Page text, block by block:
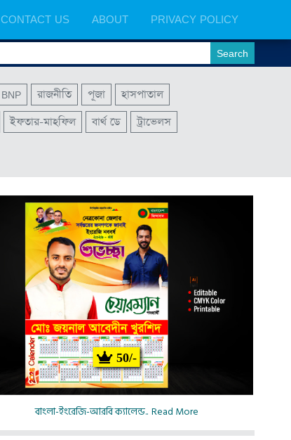
CONTACT US ABOUT PRIVACY POLICY
BNP রাজনীতি পূজা
হাসপাতাল
ইফতার-মাহফিল বার্থ ডে
ট্রাভেলস
50/-
বাংলা-ইংরেজি-আরবি ক্যালেন্ড.. Read More